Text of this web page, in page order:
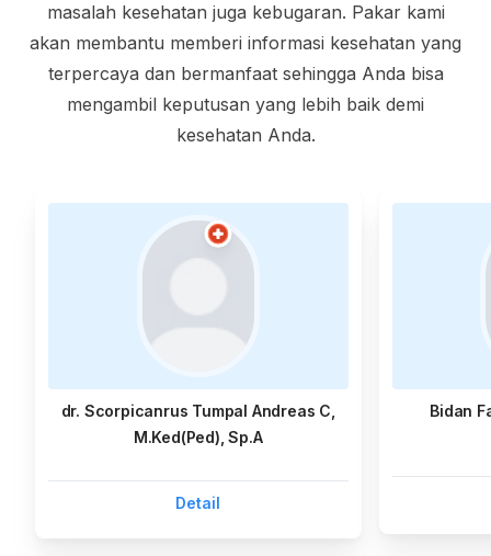
masalah kesehatan juga kebugaran. Pakar kami
akan membantu memberi informasi kesehatan yang
terpercaya dan bermanfaat sehingga Anda bisa
mengambil keputusan yang lebih baik demi
kesehatan Anda.
dr. Scorpicanrus Tumpal Andreas C,
M.Ked(Ped), Sp.A
Detail
Bidan